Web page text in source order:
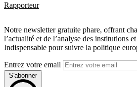
Rapporteur
Notre newsletter gratuite phare, offrant
l’actualité et de l’analyse des institutions
Indispensable pour suivre la politique
Entrez votre email
S'abonner